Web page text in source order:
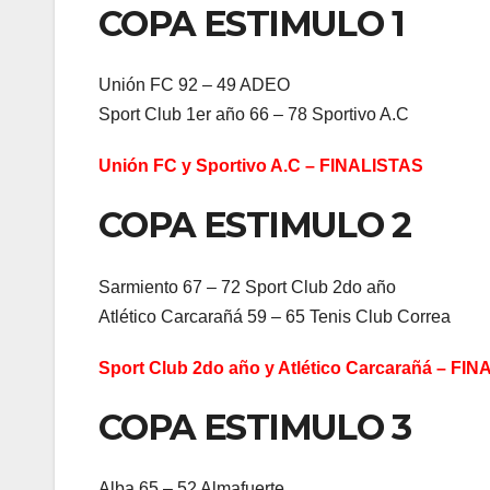
COPA ESTIMULO 1
Unión FC 92 – 49 ADEO
Sport Club 1er año 66 – 78 Sportivo A.C
Unión FC y Sportivo A.C – FINALISTAS
COPA ESTIMULO 2
Sarmiento 67 – 72 Sport Club 2do año
Atlético Carcarañá 59 – 65 Tenis Club Correa
Sport Club 2do año y Atlético Carcarañá –
COPA ESTIMULO 3